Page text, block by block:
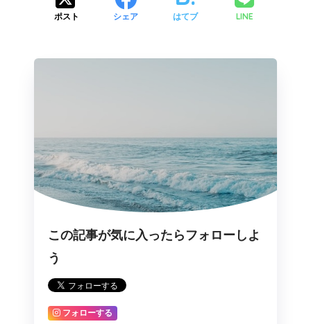
ポスト シェア はてブ LINE
この記事が気に入ったらフォローしよ
う
フォローする